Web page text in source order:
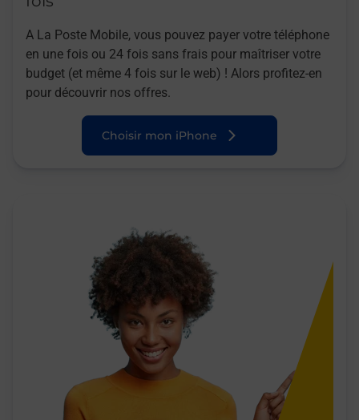
A La Poste Mobile, vous pouvez payer votre téléphone
en une fois ou 24 fois sans frais pour maîtriser votre
budget (et même 4 fois sur le web) ! Alors profitez-en
pour découvrir nos offres.
Choisir mon iPhone